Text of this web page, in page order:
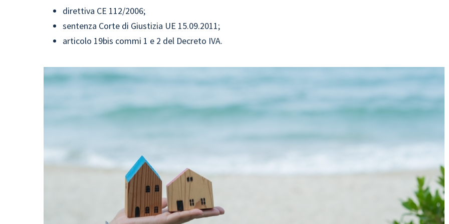
direttiva CE 112/2006;
sentenza Corte di Giustizia UE 15.09.2011;
articolo 19bis commi 1 e 2 del Decreto IVA.